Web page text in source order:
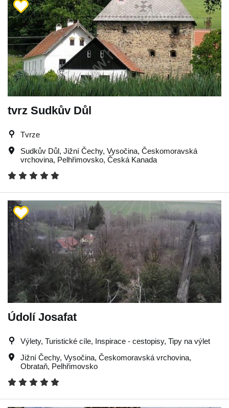
tvrz Sudkův Důl
Tvrze
Sudkův Důl, Jižní Čechy, Vysočina, Českomoravská
vrchovina, Pelhřimovsko, Česká Kanada
Údolí Josafat
Výlety, Turistické cíle, Inspirace - cestopisy, Tipy na výlet
Jižní Čechy, Vysočina, Českomoravská vrchovina,
Obrataň, Pelhřimovsko